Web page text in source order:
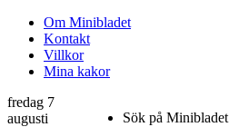
Om Minibladet
Kontakt
Villkor
Mina kakor
Sök på Minibladet
fredag 7
augusti